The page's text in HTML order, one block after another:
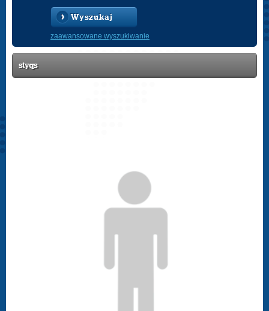
Wyszukaj
zaawansowane wyszukiwanie
styqs